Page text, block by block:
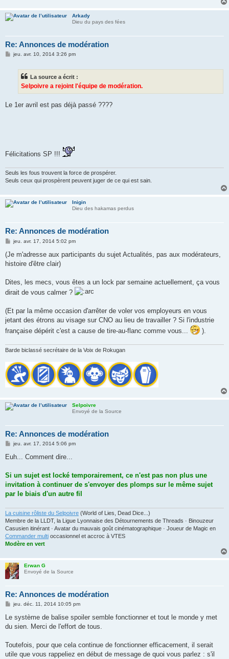
Arkady
Dieu du pays des fées
Re: Annonces de modération
Mjeu. avr. 10, 2014 3:26 pm
La source a écrit :
Selpoivre a rejoint l'équipe de modération.
Le 1er avril est pas déjà passé ????
Félicitations SP !!!
Seuls les fous trouvent la force de prospérer.
Seuls ceux qui prospèrent peuvent juger de ce qui est sain.
Inigin
Dieu des hakamas perdus
Re: Annonces de modération
M
s
a
jeu. avr. 17, 2014 5:02 pm
(Je m'adresse aux participants du sujet Actualités, pas aux modérateurs,
histoire d'être clair)
Dites, les mecs, vous êtes a un lock par semaine actuellement, ça vous
dirait de vous calmer ?
(Et par la même occasion d'arrêter de voler vos employeurs en vous
jetant des étrons au visage sur CNO au lieu de travailler ? Si l'industrie
française dépérit c'est a cause de tire-au-flanc comme vous...
).
Barde biclassé secrétaire de la Voix de Rokugan
Selpoivre
Envoyé de la Source
Re: Annonces de modération
M
s
g
jeu. avr. 17, 2014 5:06 pm
Euh... Comment dire...
Si un sujet est locké temporairement, ce n'est pas non plus une
invitation à continuer de s'envoyer des plomps sur le même sujet
par le biais d'un autre fil
La cuisine rôliste du Selpoivre (World of Lies, Dead Dice...)
Membre de la LLDT, la Ligue Lyonnaise des Détournements de Threads · Binouzeur
Casusien itinérant · Avatar du mauvais goût cinématographique · Joueur de Magic en
Commander multi occasionnel et accroc à VTES
Modère en vert
Erwan G
Envoyé de la Source
Re: Annonces de modération
M
s
a
jeu. déc. 11, 2014 10:05 pm
Le système de balise spoiler semble fonctionner et tout le monde y met
du sien. Merci de l'effort de tous.
Toutefois, pour que cela continue de fonctionner efficacement, il serait
utile que vous rappeliez en début de message de quoi vous parlez : s'il